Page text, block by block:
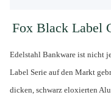
Fox Black Label
Edelstahl Bankware ist nicht
Label Serie auf den Markt
dicken, schwarz eloxierten